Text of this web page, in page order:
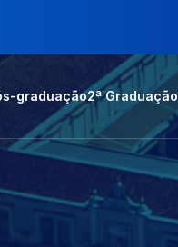
graduação2ª Graduação